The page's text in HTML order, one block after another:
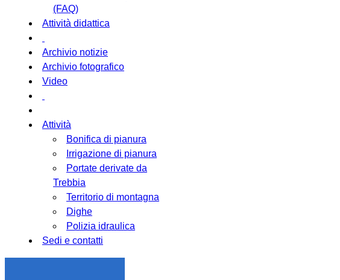
(FAQ)
Attività didattica
Archivio notizie
Archivio fotografico
Video
Attività
Bonifica di pianura
Irrigazione di pianura
Portate derivate da
Trebbia
Territorio di montagna
Dighe
Polizia idraulica
Sedi e contatti